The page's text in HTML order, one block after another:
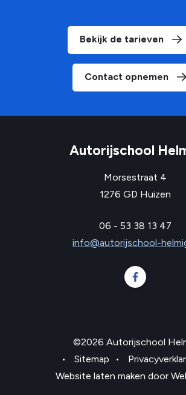
Bekijk de tarieven
Contact opnemen
Autorijschool
Morsestraat 4
1276 GD Huizen
06 - 53 38 13 47
info@autorijschool-
Volg ons
©2026 Autorijschool
•
Sitemap •
Website laten maken door